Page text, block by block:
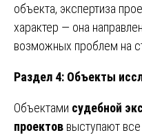
объекта, экспертиза
характер — она
возможных проблем на
Раздел 4: Объекты
Объектами судебной
проектов выступают